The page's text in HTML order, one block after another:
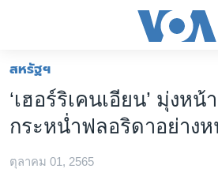
ต่อ
ข้าม
เนื้อหา
ข้าม
หน้าหลัก
โลก
เอเชีย
สหรัฐฯ
สหรัฐฯ
‘เฮอร์ริเคนเอียน’ มุ่งห
กระหน่ำฟลอริดาอย่าง
ตุลาคม 01, 2565